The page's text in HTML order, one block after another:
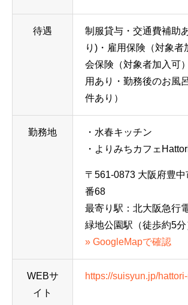
待遇
制服貸与・交通費補助
り)・雇用保険（対象者
会保険（対象者加入可
用あり・勤務後のお風
件あり）
勤務地
・水春キッチン
・よりみちカフェ
〒561-0873 大阪府豊
番68
最寄り駅：北大阪急行
緑地公園駅（徒歩約5分
» GoogleMapで確認
WEBサ
イト
https://suisyun.jp/